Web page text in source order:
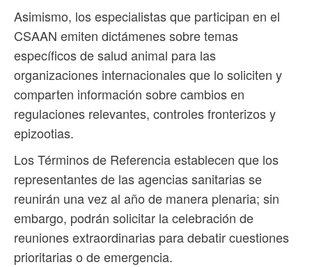
Asimismo, los especialistas que participan en el
CSAAN emiten dictámenes sobre temas
específicos de salud animal para las
organizaciones internacionales que lo soliciten y
comparten información sobre cambios en
regulaciones relevantes, controles fronterizos y
epizootias.
Los Términos de Referencia establecen que los
representantes de las agencias sanitarias se
reunirán una vez al año de manera plenaria; sin
embargo, podrán solicitar la celebración de
reuniones extraordinarias para debatir cuestiones
prioritarias o de emergencia.